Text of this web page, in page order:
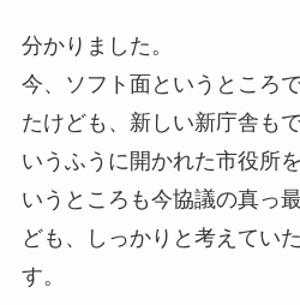
分かりました。
今、ソフト面というところ
たけども、新しい新庁舎も
いうふうに開かれた市役所
いうところも今協議の真っ
ども、しっかりと考えてい
す。